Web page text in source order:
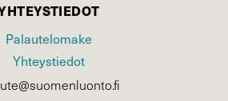
Palautelomake
Yhteystiedot